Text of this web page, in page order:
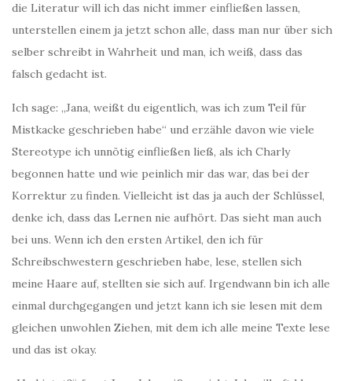
die Literatur will ich das nicht immer einfließen lassen,
unterstellen einem ja jetzt schon alle, dass man nur über sich
selber schreibt in Wahrheit und man, ich weiß, dass das
falsch gedacht ist.
Ich sage: „Jana, weißt du eigentlich, was ich zum Teil für
Mistkacke geschrieben habe“ und erzähle davon wie viele
Stereotype ich unnötig einfließen ließ, als ich Charly
begonnen hatte und wie peinlich mir das war, das bei der
Korrektur zu finden. Vielleicht ist das ja auch der Schlüssel,
denke ich, dass das Lernen nie aufhört. Das sieht man auch
bei uns. Wenn ich den ersten Artikel, den ich für
Schreibschwestern geschrieben habe, lese, stellen sich
meine Haare auf, stellten sie sich auf. Irgendwann bin ich alle
einmal durchgegangen und jetzt kann ich sie lesen mit dem
gleichen unwohlen Ziehen, mit dem ich alle meine Texte lese
und das ist okay.